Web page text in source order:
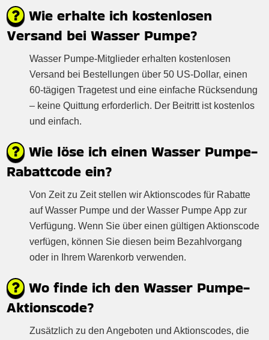
Wie erhalte ich kostenlosen
Versand bei Wasser Pumpe?
Wasser Pumpe-Mitglieder erhalten kostenlosen
Versand bei Bestellungen über 50 US-Dollar, einen
60-tägigen Tragetest und eine einfache Rücksendung
– keine Quittung erforderlich. Der Beitritt ist kostenlos
und einfach.
Wie löse ich einen Wasser Pumpe-
Rabattcode ein?
Von Zeit zu Zeit stellen wir Aktionscodes für Rabatte
auf Wasser Pumpe und der Wasser Pumpe App zur
Verfügung. Wenn Sie über einen gültigen Aktionscode
verfügen, können Sie diesen beim Bezahlvorgang
oder in Ihrem Warenkorb verwenden.
Wo finde ich den Wasser Pumpe-
Aktionscode?
Zusätzlich zu den Angeboten und Aktionscodes, die